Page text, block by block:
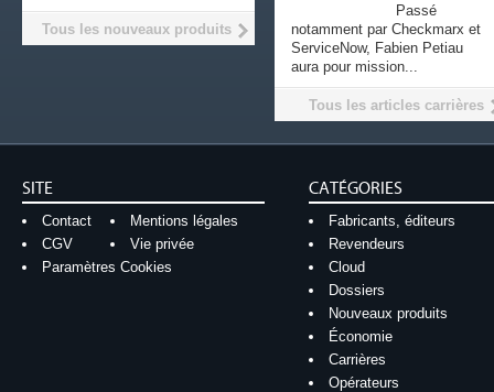
Passé
notamment par Checkmarx et
ServiceNow, Fabien Petiau
aura pour mission...
Tous les articles carrières
Tous les nouveaux produits
SITE
Contact
Mentions légales
CGV
Vie privée
Paramètres Cookies
CATÉGORIES
Fabricants, éditeurs
Revendeurs
Cloud
Dossiers
Nouveaux produits
Économie
Carrières
Opérateurs